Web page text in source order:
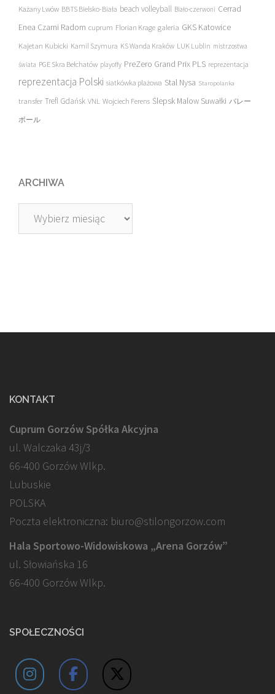
Każany Lwów BBTS Bielsko-Biała beach volleyball Biało-czerwoni Cerrad
Enea Czarni Radom cuprum Florian Krage galeria GKS Katowice
Kajetan Kubicki Kamil Szymura KS Wanda Kraków LUK Lublin mistrzostwa
świata PGE Skra Bełchatów playoffy PreZero Grand Prix PLS reprezentacja
reprezentacja Polski siatkówka plażowa Stal Nysa Staropolanka
transfer Trefl Gdańsk VNL Wojciech Ferens Ślepsk Malow Suwałki バレー
ボール
ARCHIWA
Archiwa
KONTAKT
Cuprum Gorzów Spółka Akcyjna
ul. Walczaka 43j/3
66-400 Gorzów Wlkp.
Lubuskie
POLSKA
Poczta elektroniczna: biuro@stilongorzow.com
Hala Sportowo-Widowiskowa „Arena Gorzów”
ul. Słowiańska 16
66-400 Gorzów Wlkp.
SPOŁECZNOŚCI